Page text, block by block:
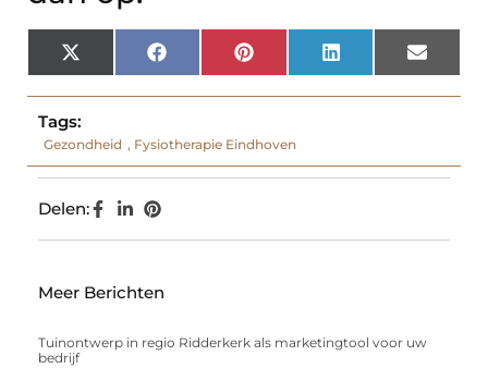
X
(Twitter)
Facebook Pinterest LinkedIn Email
Tags:
Gezondheid , Fysiotherapie Eindhoven
Delen:
Meer Berichten
Tuinontwerp in regio Ridderkerk als marketingtool voor uw
bedrijf